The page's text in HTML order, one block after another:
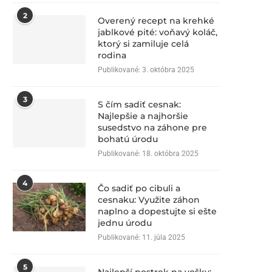
2
Overený recept na krehké
jablkové pité: voňavý koláč,
ktorý si zamiluje celá
rodina
Publikované: 3. októbra 2025
3
S čím sadiť cesnak:
Najlepšie a najhoršie
susedstvo na záhone pre
bohatú úrodu
Publikované: 18. októbra 2025
4
Čo sadiť po cibuli a
cesnaku: Využite záhon
naplno a dopestujte si ešte
jednu úrodu
Publikované: 11. júla 2025
5